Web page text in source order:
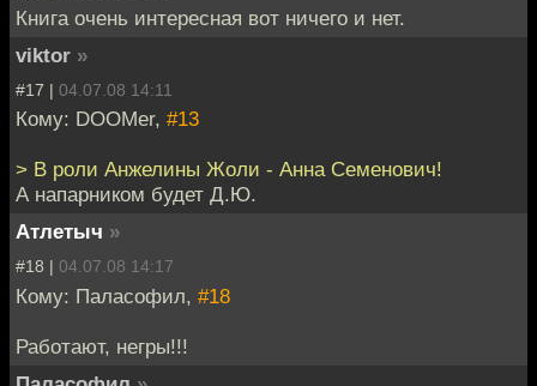
Книга очень интересная вот ничего и нет.
viktor »
#17 | 04.07.08 14:11
Кому: DOOMer, #13
> В роли Анжелины Жоли - Анна Семенович!
А напарником будет Д.Ю.
Атлетыч »
#18 | 04.07.08 14:17
Кому: Паласофил, #18
Работают, негры!!!